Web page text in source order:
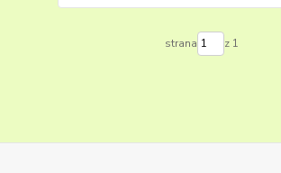
strana z 1